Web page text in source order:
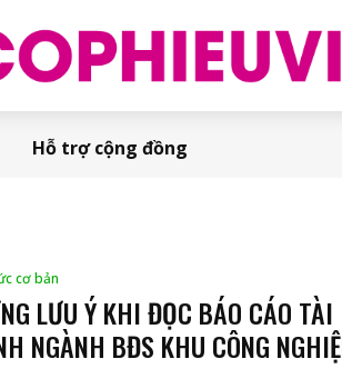
Hỗ trợ cộng đồng
cơ bản
LƯU Ý KHI ĐỌC BÁO CÁO TÀI
NGÀNH BĐS KHU CÔNG